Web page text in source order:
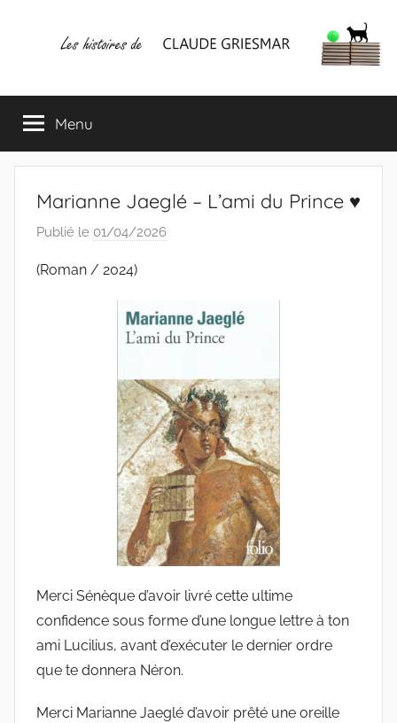
Les
histoires
de
CLAUDE
GRIESMAR
mes
lectures
favorites
Menu
Marianne Jaeglé – L’ami du Prince ♥
Publié le 01/04/2026
l
a
d
e
G
r
i
e
s
m
r
(Roman / 2024)
Merci Sénèque d’avoir livré cette ultime
confidence sous forme d’une longue lettre à ton
ami Lucilius, avant d’exécuter le dernier ordre
que te donnera Néron.
Merci Marianne Jaeglé d’avoir prêté une oreille